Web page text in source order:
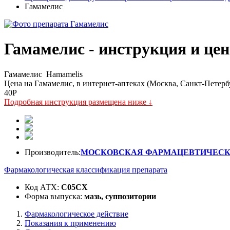
Гамамелис
Гамамелис - инструкция и
Гамамелис Hamamelis
Цена на Гамамелис, в интернет-аптеках (Москва, Санкт-
40P
Подробная инструкция размещена ниже ↓
Производитель:МОСКОВСКАЯ
Фармакологическая классификация препарата
Код АТХ: C05CX
Форма выпуска: мазь, суппозитории
Фармакологическое действие
Показания к применению